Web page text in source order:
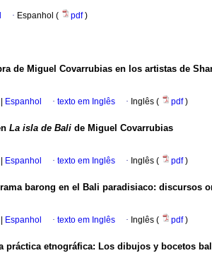
· Espanhol ( pdf)
de Miguel Covarrubias en los artistas de
Espanhol · texto em Inglês · Inglês ( pdf)
La isla de Bali de Miguel Covarrubias
Espanhol · texto em Inglês · Inglês ( pdf)
barong en el Bali paradisiaco: discursos
Espanhol · texto em Inglês · Inglês ( pdf)
práctica etnográfica: Los dibujos y bocetos